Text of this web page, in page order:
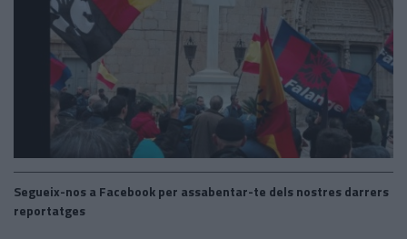
Segueix-nos a Facebook per assabentar-te dels nostres darrers
reportatges